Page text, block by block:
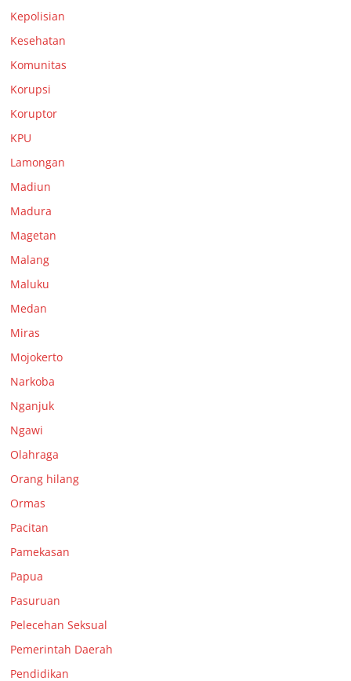
Kepolisian
Kesehatan
Komunitas
Korupsi
Koruptor
KPU
Lamongan
Madiun
Madura
Magetan
Malang
Maluku
Medan
Miras
Mojokerto
Narkoba
Nganjuk
Ngawi
Olahraga
Orang hilang
Ormas
Pacitan
Pamekasan
Papua
Pasuruan
Pelecehan Seksual
Pemerintah Daerah
Pendidikan